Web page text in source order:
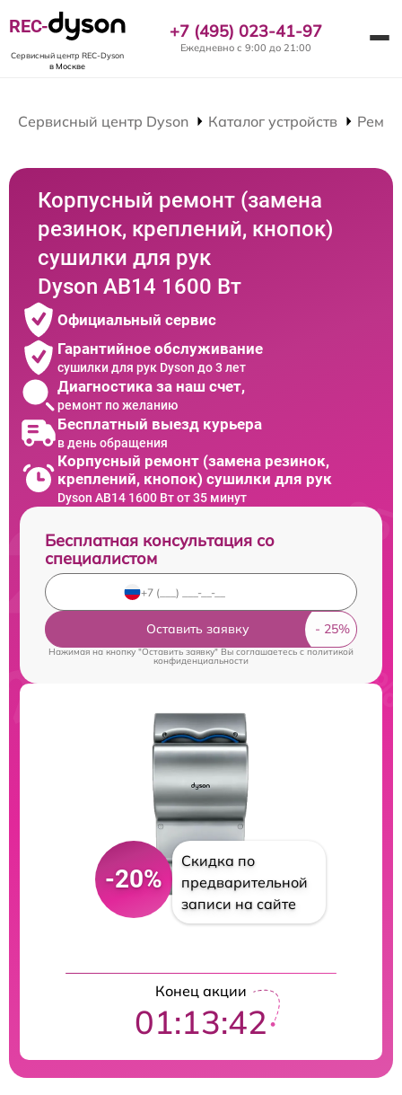
REC-
Сервисный центр REC-Dyson
в Москве
+7 (495) 023-41-97
Ежедневно с 9:00 до 21:00
Сервисный центр Dyson Каталог устройств
Корпусный ремонт (замена
резинок, креплений, кнопок)
сушилки для рук
Dyson AB14 1600 Вт
Официальный сервис
Гарантийное обслуживание
сушилки для рук Dyson до 3 лет
Диагностика за наш счет,
ремонт по желанию
Бесплатный выезд курьера
в день обращения
Корпусный ремонт (замена резинок,
креплений, кнопок) сушилки для рук
Dyson AB14 1600 Вт от 35 минут
Бесплатная консультация со
специалистом
Оставить заявку
Нажимая на кнопку "Оставить заявку" Вы соглашаетесь cполитикой
конфиденциальности
-20%
Скидка по
предварительной
записи на сайте
Конец акции
01:13:41